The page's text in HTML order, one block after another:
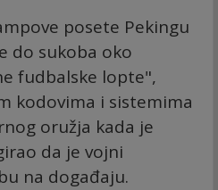
posete Pekingu
do sukoba oko
fudbalske lopte",
kodovima i sistemima
oružja kada je
da je vojni
na događaju.